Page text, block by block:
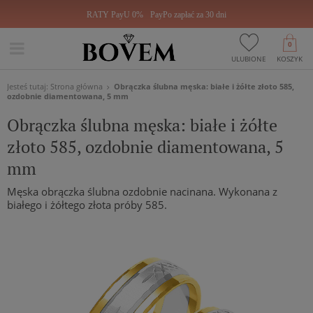
RATY PayU 0% PayPo zapłać za 30 dni
ULUBIONE KOSZYK
0
Jesteś tutaj: Strona główna
Obrączka ślubna męska: białe i żółte złoto 585,
ozdobnie diamentowana, 5 mm
Obrączka ślubna męska: białe i żółte
złoto 585, ozdobnie diamentowana, 5
mm
Męska obrączka ślubna ozdobnie nacinana. Wykonana z
białego i żółtego złota próby 585.